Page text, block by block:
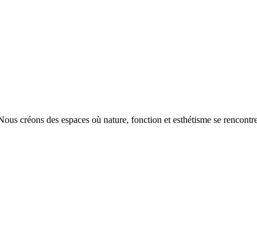
créons des espaces où nature, fonction et esthétisme se